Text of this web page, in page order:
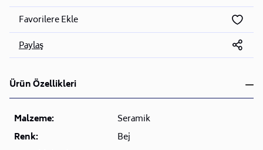
Favorilere Ekle
Paylaş
Ürün Özellikleri
Malzeme:
Seramik
Renk:
Bej